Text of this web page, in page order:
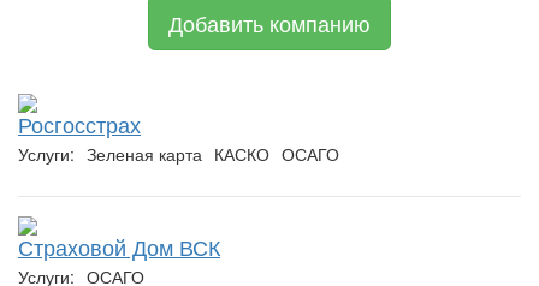
Добавить компанию
Росгосстрах
Услуги: Зеленая карта КАСКО ОСАГО
Страховой Дом ВСК
Услуги: ОСАГО